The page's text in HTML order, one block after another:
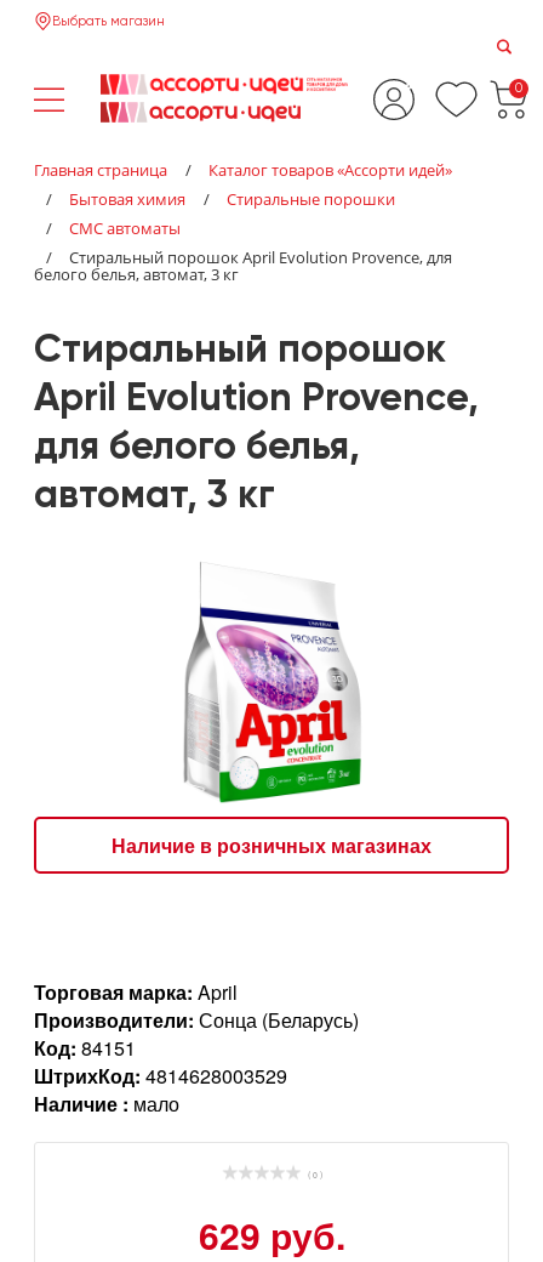
Выбрать магазин
0
Главная страница /
Каталог товаров «‎Ассорти идей»‎
/
Бытовая химия /
Стиральные порошки
/
СМС автоматы
/
Стиральный порошок April Evolution Provence, для
белого белья, автомат, 3 кг
Стиральный порошок
April Evolution Provence,
для белого белья,
автомат, 3 кг
Наличие в розничных магазинах
Торговая марка: April
Производители: Сонца (Беларусь)
Код: 84151
ШтрихКод: 4814628003529
Наличие : мало
( 0 )
629 руб.